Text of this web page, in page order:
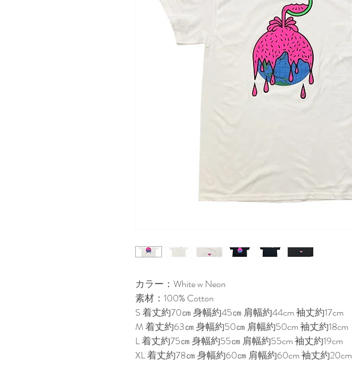
カラー：White w Neon
素材：100% Cotton
S 着丈約70㎝ 身幅約45㎝ 肩幅約44cm 袖丈約17cm
M 着丈約63㎝ 身幅約50㎝ 肩幅約50cm 袖丈約18cm
L 着丈約75㎝ 身幅約55㎝ 肩幅約55cm 袖丈約19cm
XL 着丈約78㎝ 身幅約60㎝ 肩幅約60cm 袖丈約20cm